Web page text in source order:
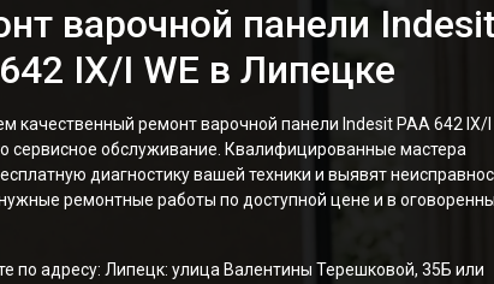
варочной панели
IX/I WE в Липецке
качественный ремонт варочной панели Indesit PAA 642 IX/I
сервисное обслуживание. Квалифицированные мастера
диагностику вашей техники и выявят
ремонтные работы по доступной цене и в
по адресу: Липецк: улица Валентины Терешковой, 35Б или